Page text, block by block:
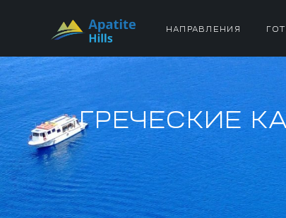
НАПРАВЛЕНИЯ
ГРЕЧЕСКИЕ